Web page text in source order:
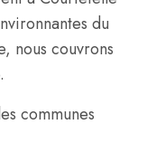
du
nous couvrons
communes